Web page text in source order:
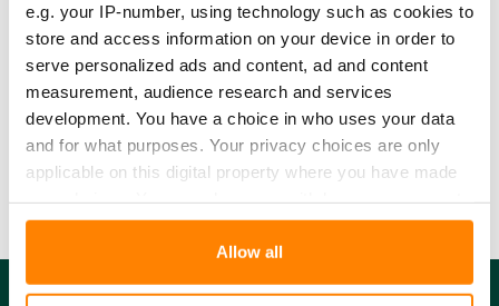
e.g. your IP-number, using technology such as cookies to
store and access information on your device in order to
serve personalized ads and content, ad and content
measurement, audience research and services
development. You have a choice in who uses your data
and for what purposes. Your privacy choices are only
applicable on this digital property where you have made
any time from the Cookie Declaration or by clicking on
Allow all
Tuotteen mitat: 1,5 l
Tuotteet materiaali: alumiini
Tuotteen kierrätys:
Pakkauksen kierrätys:
Kartongin kierrätys,
muovinkeräys